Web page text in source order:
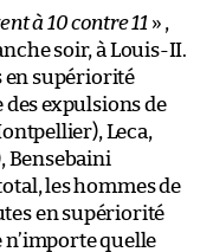
à 10 contre 11 » ,
soir, à Louis-II.
en supériorité
expulsions de
Leca,
Bensebaini
les hommes de
en supériorité
quelle